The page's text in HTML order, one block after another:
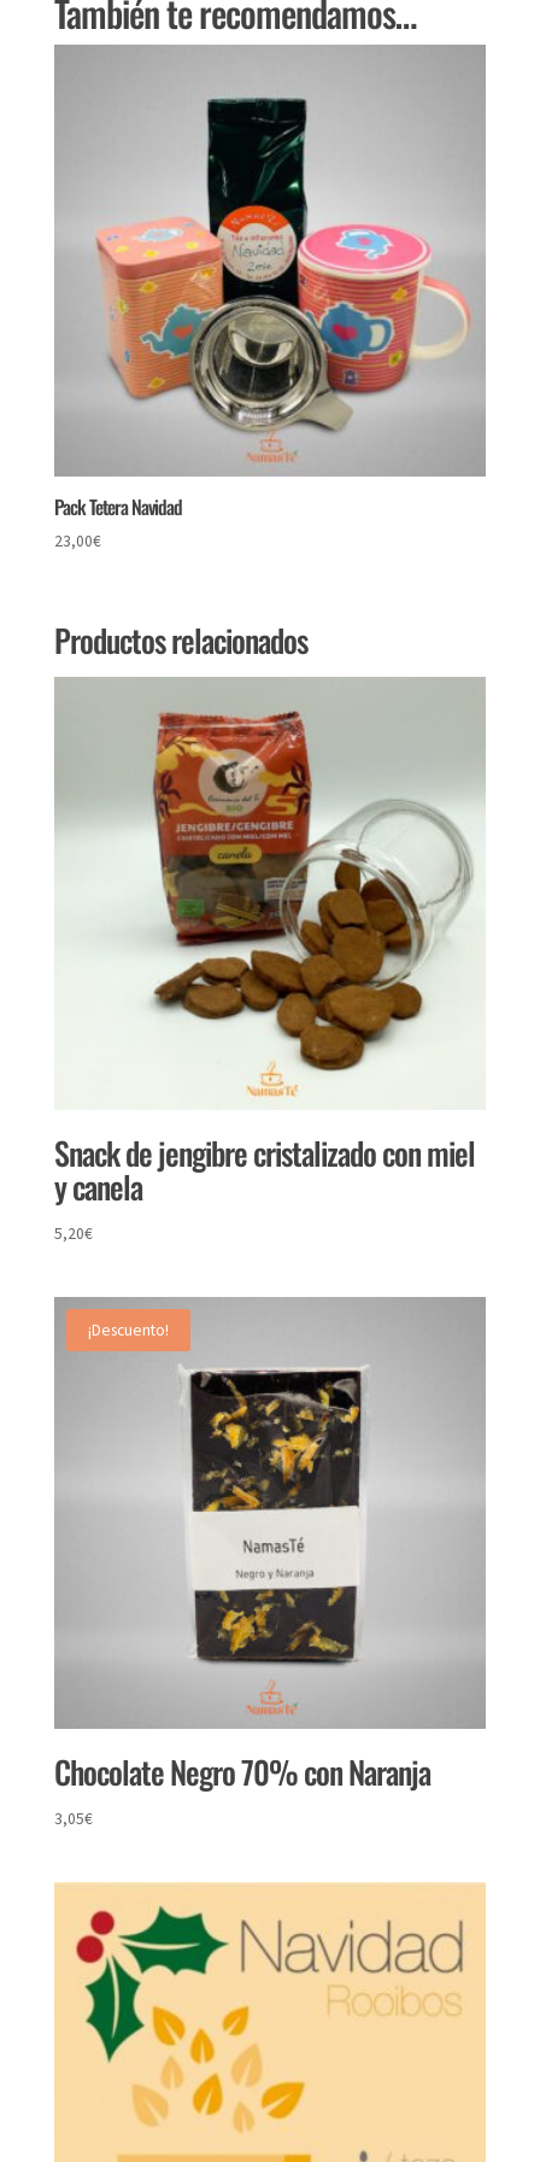
También te recomendamos…
Pack Tetera Navidad
23,00€
Productos relacionados
Snack de jengibre cristalizado con miel
y canela
5,20€
¡Descuento!
Chocolate Negro 70% con Naranja
3,05€